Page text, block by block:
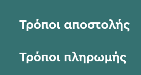
Τρόποι αποστολής
Τρόποι πληρωμής